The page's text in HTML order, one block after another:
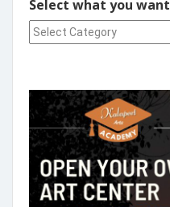
Select what you want
Select what you want